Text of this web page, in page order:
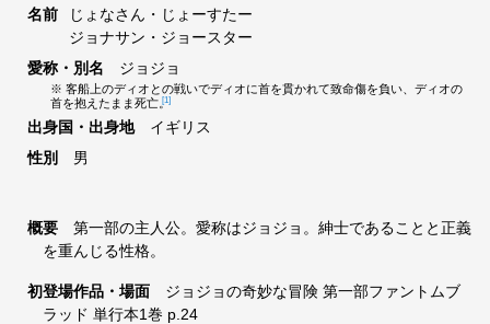
名前
じょなさん・じょーすたー
ジョナサン・ジョースター
愛称・別名
ジョジョ
※ 客船上のディオとの戦いでディオに首を貫かれて致命傷を負い、ディオの
首を抱えたまま死亡。
[1]
出身国・出身地
イギリス
性別
男
概要
第一部の主人公。愛称はジョジョ。紳士であることと正義
を重んじる性格。
初登場作品・場面
ジョジョの奇妙な冒険 第一部ファントムブ
ラッド 単行本1巻 p.24